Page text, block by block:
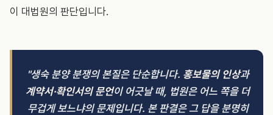
이 대법원의 판단입니다.
"생숙 분양 분쟁의 본질은 단순합니다. 홍보물의 인상과
계약서·확인서의 문언이 어긋날 때, 법원은 어느 쪽을 더
무겁게 보느냐의 문제입니다. 본 판결은 그 답을 분명히